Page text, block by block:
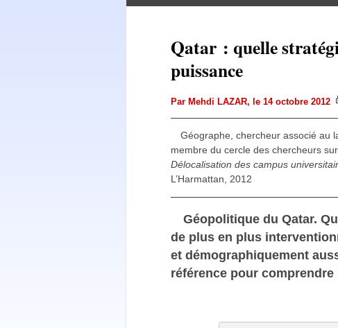
Qatar : quelle
puissance
Par Mehdi LAZAR, le 14 octobre 2012
Géographe, chercheur associé au
membre du cercle des chercheurs
Délocalisation des campus
L’Harmattan, 2012
Géopolitique du Qatar.
de plus en plus
et démographiquement
référence pour